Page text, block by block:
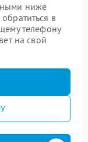
ниже
в
телефону
на свой